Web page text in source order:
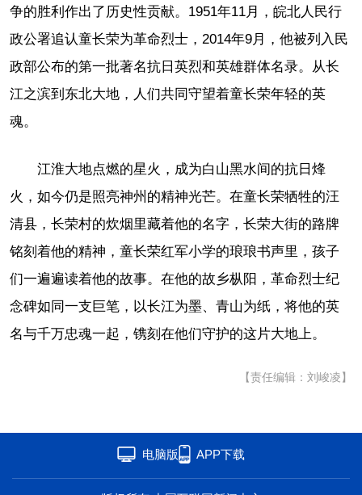
争的胜利作出了历史性贡献。1951年11月，皖北人民行
政公署追认童长荣为革命烈士，2014年9月，他被列入民
政部公布的第一批著名抗日英烈和英雄群体名录。从长
江之滨到东北大地，人们共同守望着童长荣年轻的英
魂。
江淮大地点燃的星火，成为白山黑水间的抗日烽
火，如今仍是照亮神州的精神光芒。在童长荣牺牲的汪
清县，长荣村的炊烟里藏着他的名字，长荣大街的路牌
铭刻着他的精神，童长荣红军小学的琅琅书声里，孩子
们一遍遍读着他的故事。在他的故乡枞阳，革命烈士纪
念碑如同一支巨笔，以长江为墨、青山为纸，将他的英
名与千万忠魂一起，镌刻在他们守护的这片大地上。
【责任编辑：刘峻凌】
电脑版 APP下载